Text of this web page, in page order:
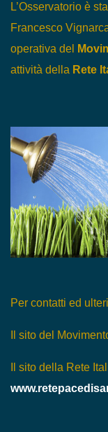
L’Osservatorio è
Francesco
operativa del
attività della Rete
Per contatti ed
Il sito del
Il sito della Rete